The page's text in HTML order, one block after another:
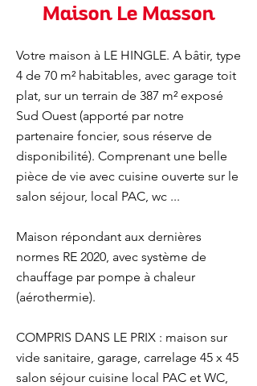
Maison Le Masson
Votre maison à LE HINGLE. A bâtir, type
4 de 70 m² habitables, avec garage toit
plat, sur un terrain de 387 m² exposé
Sud Ouest (apporté par notre
partenaire foncier, sous réserve de
disponibilité). Comprenant une belle
pièce de vie avec cuisine ouverte sur le
salon séjour, local PAC, wc ...
Maison répondant aux dernières
normes RE 2020, avec système de
chauffage par pompe à chaleur
(aérothermie).
COMPRIS DANS LE PRIX : maison sur
vide sanitaire, garage, carrelage 45 x 45
salon séjour cuisine local PAC et WC,